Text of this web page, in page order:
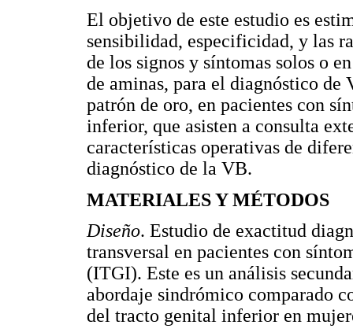
El objetivo de este estudio es
sensibilidad, especificidad, y las
de los signos y síntomas solos o
de aminas, para el diagnóstico
patrón de oro, en pacientes con
inferior, que asisten a consulta
características operativas de
diagnóstico de la VB.
MATERIALES Y MÉTODOS
Diseño. Estudio de exactitud
transversal en pacientes con
(ITGI). Este es un análisis
abordaje sindrómico comparado
del tracto genital inferior en